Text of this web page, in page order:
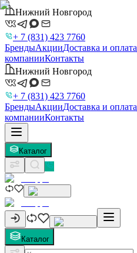
Нижний Новгород
+ 7 (831) 423 7760
БрендыАкцииДоставка и оплата
компанииКонтакты
Нижний Новгород
+ 7 (831) 423 7760
БрендыАкцииДоставка и оплата
компанииКонтакты
Каталог
Каталог